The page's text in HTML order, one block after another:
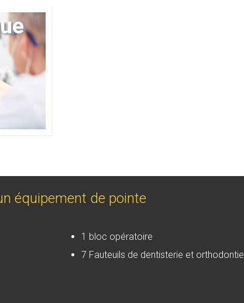
équipement de pointe
1 bloc opératoire
7 Fauteuils de dentisterie et orthodontie